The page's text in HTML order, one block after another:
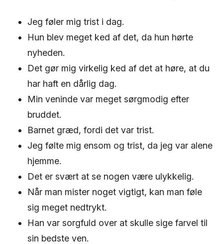
Jeg føler mig trist i dag.
Hun blev meget ked af det, da hun hørte
nyheden.
Det gør mig virkelig ked af det at høre, at du
har haft en dårlig dag.
Min veninde var meget sørgmodig efter
bruddet.
Barnet græd, fordi det var trist.
Jeg følte mig ensom og trist, da jeg var alene
hjemme.
Det er svært at se nogen være ulykkelig.
Når man mister noget vigtigt, kan man føle
sig meget nedtrykt.
Han var sorgfuld over at skulle sige farvel til
sin bedste ven.